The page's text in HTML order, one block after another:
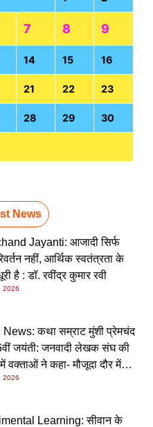
7 8 9
14 15 16
21 22 23
28 29 30
News
Jayanti: आजादी सिर्फ
नहीं, आर्थिक स्वतंत्रता के
है : डॉ. रवींद्र कुमार रवी
2026
कथा सम्राट मुंशी प्रेमचंद
जयंती: जनवादी लेखक संघ की
में वक्ताओं ने कहा- मौजूदा दौर में
रचनाएं और अधिक प्रासंगिक
2026
Learning: सीवान के